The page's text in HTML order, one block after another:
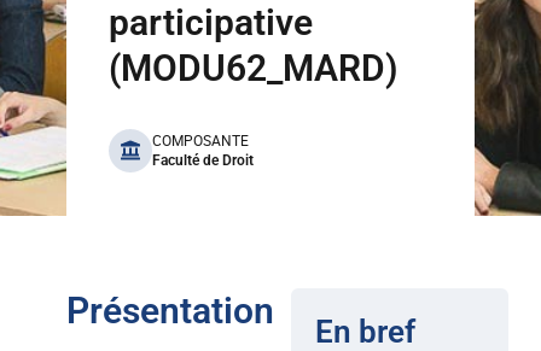
participative
(MODU62_MARD)
benefits
COMPOSANTE
Faculté de Droit
Présentation En bref